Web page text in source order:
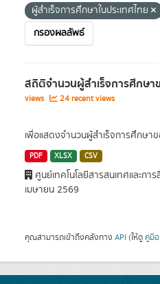
ผู้สำเร็จการศึกษาในประเทศไทย
กรองผลลัพธ์
สถิติจำนวนผู้สำเร็จการศึกษา
views
24 recent views
เพื่อแสดงจำนวนผู้สำเร็จการศึกษาข
PDF XLSX CSV
ศูนย์เทคโนโลยีสารสนเทศและกา
เมษายน 2569
คุณสามารถเข้าถึงคลังทาง API (ให้ดู คู่มื